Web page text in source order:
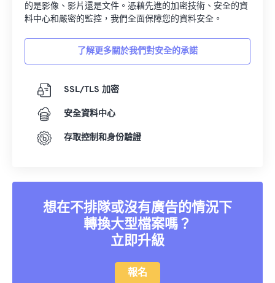
的是影像、影片還是文件。憑藉先進的加密技術、安全的資
料中心和嚴密的監控，我們全面保障您的資料安全。
了解更多關於我們對安全的承諾
SSL/TLS 加密
安全資料中心
存取控制和身份驗證
想在不排隊或沒有廣告的情況下
轉換大型檔案嗎？
立即升級
報名